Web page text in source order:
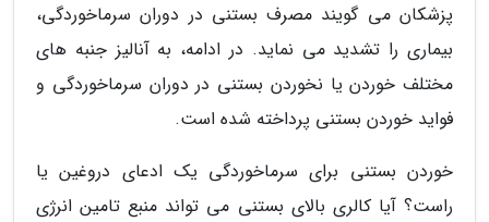
پزشکان می گویند مصرف بستنی در دوران سرماخوردگی،
بیماری را تشدید می نماید. در ادامه، به آنالیز جنبه های
مختلف خوردن یا نخوردن بستنی در دوران سرماخوردگی و
فواید خوردن بستنی پرداخته شده است.
خوردن بستنی برای سرماخوردگی یک ادعای دروغین یا
راست؟ آیا کالری بالای بستنی می تواند منبع تامین انرژی